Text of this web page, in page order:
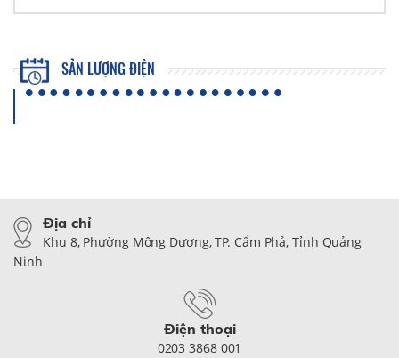
SẢN LƯỢNG ĐIỆN
Địa chỉ
Khu 8, Phường Mông Dương, TP. Cẩm Phả, Tỉnh Quảng
Ninh
Điện thoại
0203 3868 001